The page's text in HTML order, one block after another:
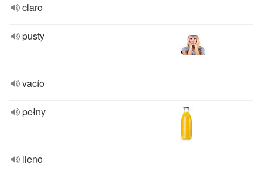
claro
pusty
vacío
pełny
lleno